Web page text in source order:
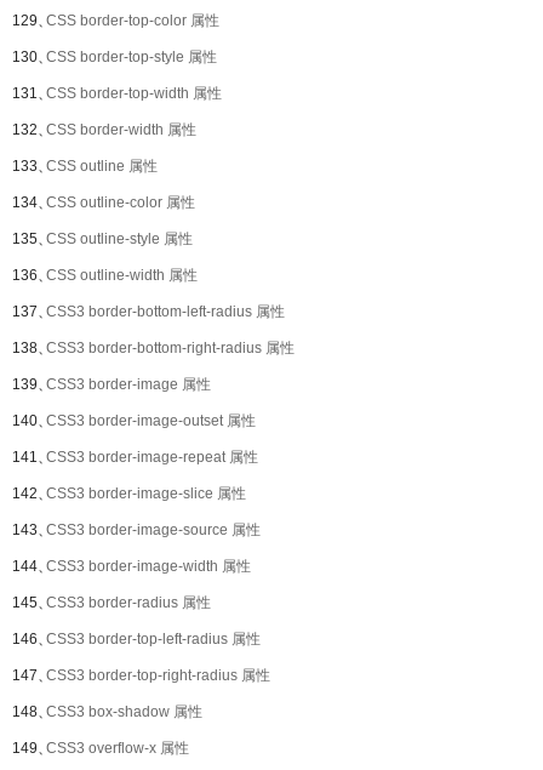
129、CSS border-top-color 属性
130、CSS border-top-style 属性
131、CSS border-top-width 属性
132、CSS border-width 属性
133、CSS outline 属性
134、CSS outline-color 属性
135、CSS outline-style 属性
136、CSS outline-width 属性
137、CSS3 border-bottom-left-radius 属性
138、CSS3 border-bottom-right-radius 属性
139、CSS3 border-image 属性
140、CSS3 border-image-outset 属性
141、CSS3 border-image-repeat 属性
142、CSS3 border-image-slice 属性
143、CSS3 border-image-source 属性
144、CSS3 border-image-width 属性
145、CSS3 border-radius 属性
146、CSS3 border-top-left-radius 属性
147、CSS3 border-top-right-radius 属性
148、CSS3 box-shadow 属性
149、CSS3 overflow-x 属性